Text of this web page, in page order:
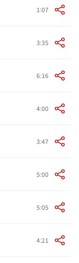
1:07
3:35
6:16
4:00
3:47
5:00
5:05
4:21